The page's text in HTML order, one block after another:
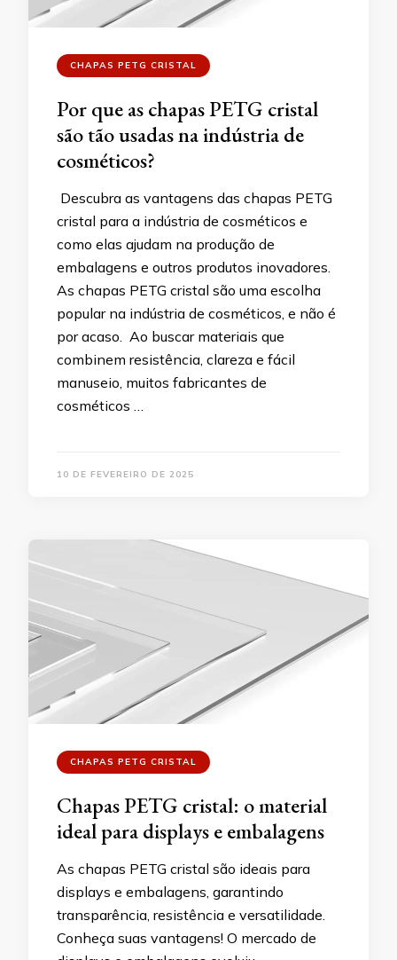
CHAPAS PETG CRISTAL
Por que as chapas PETG cristal
são tão usadas na indústria de
cosméticos?
Descubra as vantagens das chapas PETG
cristal para a indústria de cosméticos e
como elas ajudam na produção de
embalagens e outros produtos inovadores.
As chapas PETG cristal são uma escolha
popular na indústria de cosméticos, e não é
por acaso. Ao buscar materiais que
combinem resistência, clareza e fácil
manuseio, muitos fabricantes de
cosméticos …
10 DE FEVEREIRO DE 2025
CHAPAS PETG CRISTAL
Chapas PETG cristal: o material
ideal para displays e embalagens
As chapas PETG cristal são ideais para
displays e embalagens, garantindo
transparência, resistência e versatilidade.
Conheça suas vantagens! O mercado de